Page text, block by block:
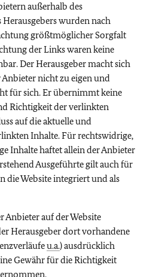
außerhalb des
wurden nach
größtmöglicher Sorgfalt
der Links waren keine
Der Herausgeber macht sich
nicht zu eigen und
für sich. Er übernimmt keine
Richtigkeit der verlinkten
auf die aktuelle und
Inhalte. Für rechtswidrige,
Inhalte haftet allein der Anbieter
Ausgeführte gilt auch für
die Website integriert und als
Anbieter auf der Website
Herausgeber dort vorhandene
u.a.) ausdrücklich
Gewähr für die Richtigkeit